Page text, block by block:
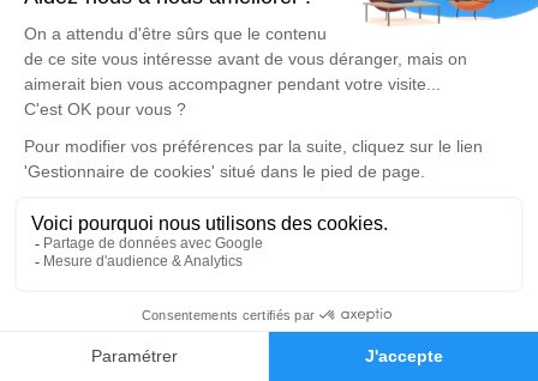
Faire-part Hommages
Un service de plantation d’arbre hommage est
disponible ici.
Cérémonie religieuse
jeudi 14 mars 2024 à 11h30
Église Notre Dame de l'Assomption de
Villeneuve-sur-Yonne
Je rends hommage